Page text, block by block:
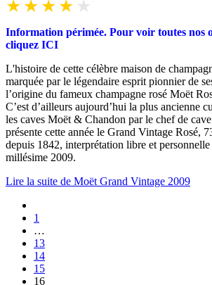
Information périmée. Pour voir toutes nos
cliquez ICI
L'histoire de cette célèbre maison de
marquée par le légendaire esprit pionnier de
l’origine du fameux champagne rosé Moët
C’est d’ailleurs aujourd’hui la plus ancienne
les caves Moët & Chandon par le chef de
présente cette année le Grand Vintage Rosé,
depuis 1842, interprétation libre et personnelle
millésime 2009.
Lire la suite de Moët Grand Vintage 2009
1
…
13
14
15
16